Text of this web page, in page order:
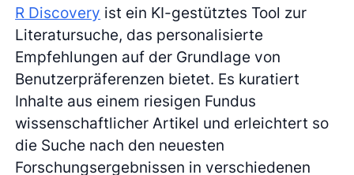
R Discovery ist ein KI-gestütztes Tool zur
Literatursuche, das personalisierte
Empfehlungen auf der Grundlage von
Benutzerpräferenzen bietet. Es kuratiert
Inhalte aus einem riesigen Fundus
wissenschaftlicher Artikel und erleichtert so
die Suche nach den neuesten
Forschungsergebnissen in verschiedenen